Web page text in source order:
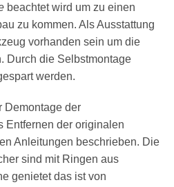
beachtet wird um zu einen
zu kommen. Als Ausstattung
vorhanden sein um die
Durch die Selbstmontage
werden.
Demontage der
Entfernen der originalen
Anleitungen beschrieben. Die
sind mit Ringen aus
genietet das ist von